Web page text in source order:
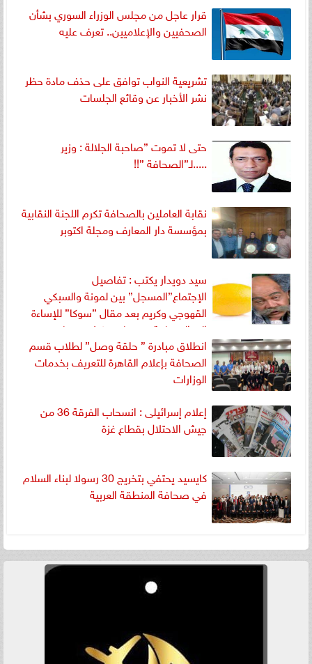
قرار عاجل من مجلس الوزراء السوري بشأن
الصحفيين والإعلاميين.. تعرف عليه
تشريعية النواب توافق على حذف مادة حظر
نشر الأخبار عن وقائع الجلسات
حتى لا تموت ”صاحبة الجلالة : وزير
.....لـ”الصحافة ”!!
نقابة العاملين بالصحافة تكرم اللجنة النقابية
بمؤسسة دار المعارف ومجلة اكتوبر
سيد دويدار يكتب : تفاصيل
الإجتماع”المسجل” بين لمونة والسبكي
القهوجي وكريم بعد مقال ”سوكا” للإساءة
إلى الصحافة ومنعنا من كشف تجار
المخدرات
انطلاق مبادرة ” حلقة وصل” لطلاب قسم
الصحافة بإعلام القاهرة للتعريف بخدمات
الوزارات
إعلام إسرائيلى : انسحاب الفرقة 36 من
جيش الاحتلال بقطاع غزة
كايسيد يحتفي بتخريج 30 رسولا لبناء السلام
في صحافة المنطقة العربية